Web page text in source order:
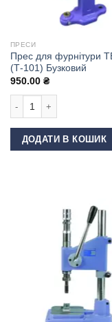
ПРЕСИ
Прес для фурнітури
(Т-101) Бузковий
950.00 ₴
ДОДАТИ В КОШИК